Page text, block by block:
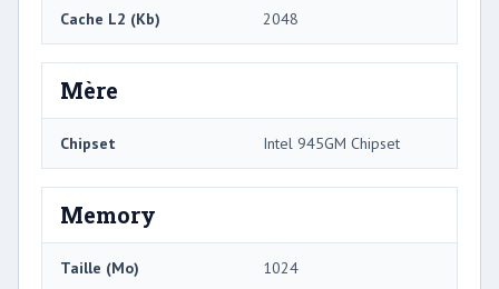
Cache L2 (Kb) 2048
Mère
Chipset Intel 945GM Chipset
Memory
Taille (Mo) 1024